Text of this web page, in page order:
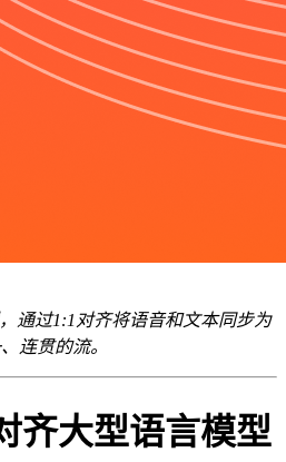
通过1:1对齐将语音和文本同步为
连贯的流。
齐大型语言模型